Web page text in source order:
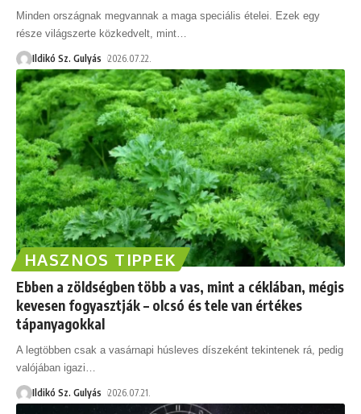
Minden országnak megvannak a maga speciális ételei. Ezek egy
része világszerte közkedvelt, mint…
Ildikó Sz. Gulyás 2026.07.22.
HASZNOS TIPPEK
Ebben a zöldségben több a vas, mint a céklában, mégis
kevesen fogyasztják – olcsó és tele van értékes
tápanyagokkal
A legtöbben csak a vasárnapi húsleves díszeként tekintenek rá, pedig
valójában igazi
Ildikó Sz. Gulyás 2026.07.21.